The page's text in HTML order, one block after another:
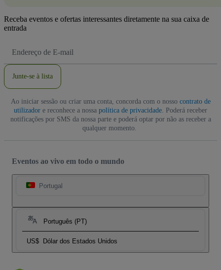
Receba eventos e ofertas interessantes diretamente na sua caixa de
entrada
de
Junte-se à lista
Ao iniciar sessão ou criar uma conta, concorda com o nosso contrato de
utilizador e reconhece a nossa política de privacidade. Poderá receber
notificações por SMS da nossa parte e poderá optar por não as receber a
qualquer momento.
Eventos ao vivo em todo o mundo
Portugal
Português (PT)
US$ Dólar dos Estados Unidos